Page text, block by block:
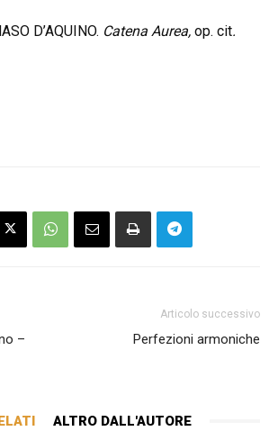
D’AQUINO. Catena Aurea, op. cit.
–
Articolo successivo
Perfezioni armoniche
ALTRO DALL'AUTORE